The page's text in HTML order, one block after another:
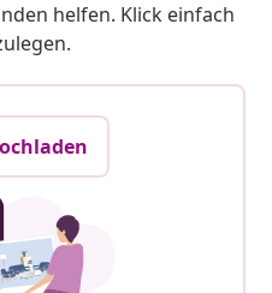
helfen. Klick einfach